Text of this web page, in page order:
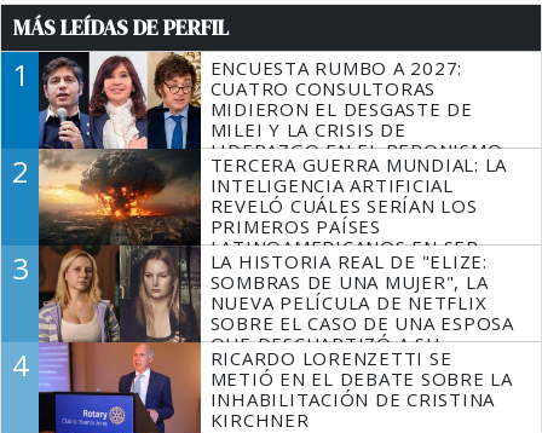
MÁS LEÍDAS DE PERFIL
1
ENCUESTA RUMBO A 2027:
CUATRO CONSULTORAS
MIDIERON EL DESGASTE DE
MILEI Y LA CRISIS DE
LIDERAZGO EN EL PERONISMO
2
TERCERA GUERRA MUNDIAL: LA
INTELIGENCIA ARTIFICIAL
REVELÓ CUÁLES SERÍAN LOS
PRIMEROS PAÍSES
LATINOAMERICANOS EN SER
DERROTADOS
3
LA HISTORIA REAL DE "ELIZE:
SOMBRAS DE UNA MUJER", LA
NUEVA PELÍCULA DE NETFLIX
SOBRE EL CASO DE UNA ESPOSA
QUE DESCUARTIZÓ A SU
MARIDO
4
RICARDO LORENZETTI SE
METIÓ EN EL DEBATE SOBRE LA
INHABILITACIÓN DE CRISTINA
KIRCHNER